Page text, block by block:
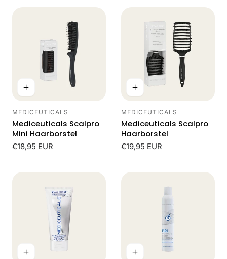
Leverancier:
MEDICEUTICALS
Mediceuticals Scalpro
Mini Haarborstel
Normale
€18,95 EUR
Leverancier:
MEDICEUTICALS
Mediceuticals Scalpro
Haarborstel
Normale
€19,95 EUR